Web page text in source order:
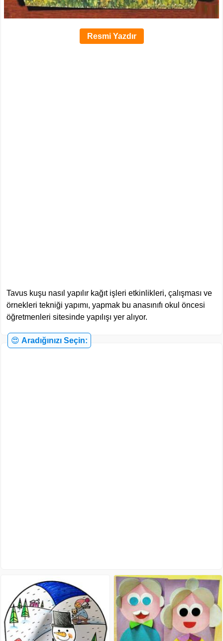
Resmi Yazdır
Tavus kuşu nasıl yapılır kağıt işleri etkinlikleri, çalışması ve
örnekleri tekniği yapımı, yapmak bu anasınıfı okul öncesi
öğretmenleri sitesinde yapılışı yer alıyor.
😍 Aradığınızı Seçin: